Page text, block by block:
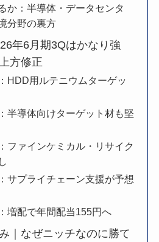
か：半導体・データセンタ
分野の裏方
年6月期3Qはかなり強
方修正
HDD用ルテニウムターゲッ
半導体向けターゲット材も堅
ファインケミカル・リサイク
サプライチェーン支援が予想
増配で年間配当155円へ
｜なぜニッチなのに勝て